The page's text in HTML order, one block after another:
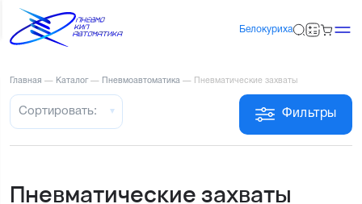
Белокуриха
Главная — Каталог — Пневмоавтоматика — Пневматические захваты
Фильтры
Сортировать:
Пневматические захваты